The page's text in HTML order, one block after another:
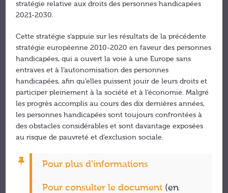
stratégie relative aux droits des personnes handicapées
2021-2030.
Cette stratégie s’appuie sur les résultats de la précédente
stratégie européenne 2010-2020 en faveur des personnes
handicapées, qui a ouvert la voie à une Europe sans
entraves et à l’autonomisation des personnes
handicapées, afin qu’elles puissent jouir de leurs droits et
participer pleinement à la société et à l’économie. Malgré
les progrès accomplis au cours des dix dernières années,
les personnes handicapées sont toujours confrontées à
des obstacles considérables et sont davantage exposées
au risque de pauvreté et d’exclusion sociale.
Pour plus d’informations
Pour consulter le document (en